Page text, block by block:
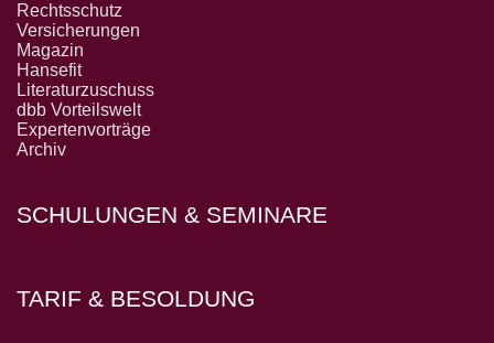
Rechtsschutz
Versicherungen
Magazin
Hansefit
Literaturzuschuss
dbb Vorteilswelt
Expertenvorträge
Archiv
SCHULUNGEN & SEMINARE
TARIF & BESOLDUNG